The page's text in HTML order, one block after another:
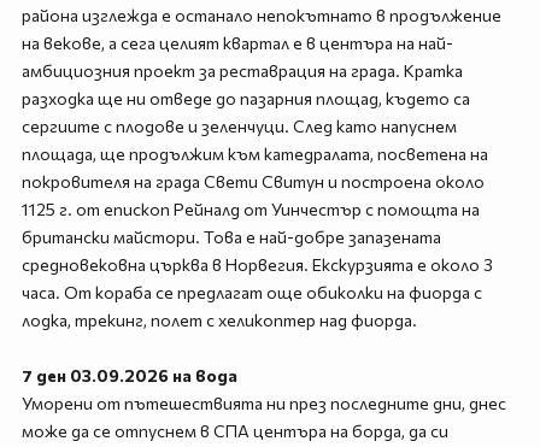
района изглежда е останало непокътнато в продължение
на векове, а сега целият квартал е в центъра на най-
амбициозния проект за реставрация на града. Кратка
разходка ще ни отведе до пазарния площад, където са
сергиите с плодове и зеленчуци. След като напуснем
площада, ще продължим към катедралата, посветена на
покровителя на града Свети Свитун и построена около
1125 г. от епископ Рейналд от Уинчестър с помощта на
британски майстори. Това е най-добре запазената
средновековна църква в Норвегия. Екскурзията е около 3
часа. От кораба се предлагат още обиколки на фиорда с
лодка, трекинг, полет с хеликоптер над фиорда.
7 ден 03.09.2026 на вода
Уморени от пътешествията ни през последните дни, днес
може да се отпуснем в СПА центъра на борда, да си